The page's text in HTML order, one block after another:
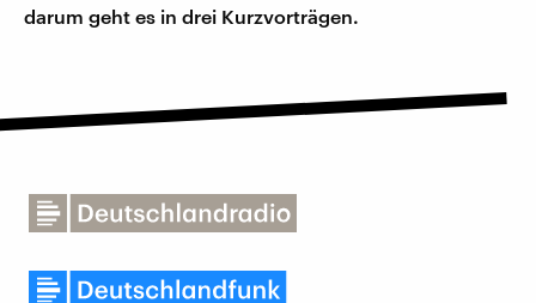
darum geht es in drei Kurzvorträgen.